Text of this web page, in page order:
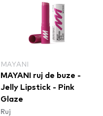
MAYANI
MAYANI ruj de buze -
Jelly Lipstick - Pink
Glaze
Ruj